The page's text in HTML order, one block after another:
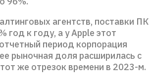
агентств, поставки ПК
год к году, а у Apple этот
период корпорация
рыночная доля расширилась с
же отрезок времени в 2023-м.